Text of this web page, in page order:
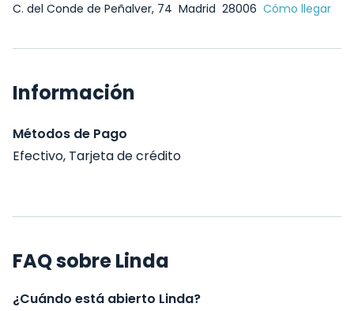
C. del Conde de Peñalver, 74 Madrid 28006 Cómo llegar
Información
Métodos de Pago
Efectivo, Tarjeta de crédito
FAQ sobre Linda
¿Cuándo está abierto Linda?